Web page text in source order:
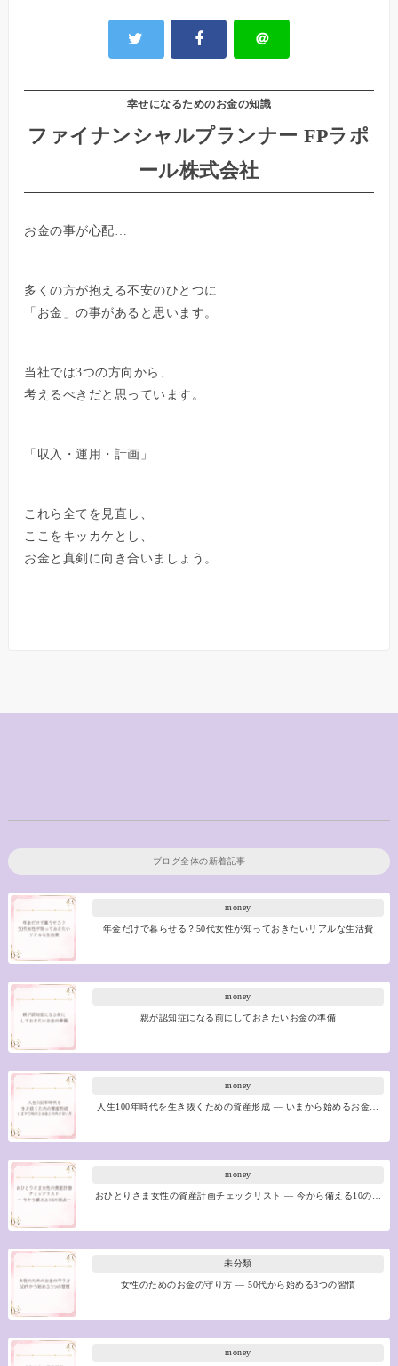
＠
幸せになるためのお金の知識
ファイナンシャルプランナー FPラポ
ール株式会社
お金の事が心配…
多くの方が抱える不安のひとつに
「お金」の事があると思います。
当社では3つの方向から、
考えるべきだと思っています。
「収入・運用・計画」
これら全てを見直し、
ここをキッカケとし、
お金と真剣に向き合いましょう。
ブログ全体の新着記事
money
年金だけで暮らせる？50代女性が知っておきたいリアルな生活費
money
親が認知症になる前にしておきたいお金の準備
money
人生100年時代を生き抜くための資産形成 ― いまから始めるお金…
money
おひとりさま女性の資産計画チェックリスト ― 今から備える10の…
未分類
女性のためのお金の守り方 ― 50代から始める3つの習慣
money